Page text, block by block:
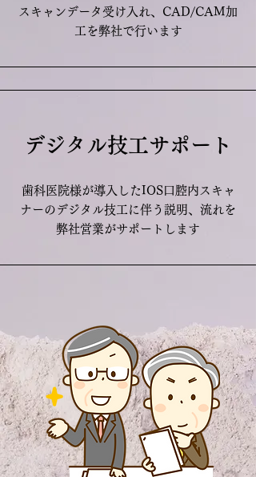
スキャンデータ受け入れ、CAD/CAM加
工を弊社で行います
デジタル技工サポート
​歯科医院様が導入したIOS口腔内スキャ
ナーのデジタル技工に伴う説明、流れを
弊社営業がサポートします